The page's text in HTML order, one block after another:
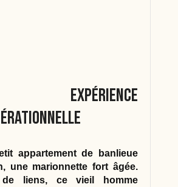
appartement de banlieue
une marionnette fort âgée.
liens, ce vieil homme